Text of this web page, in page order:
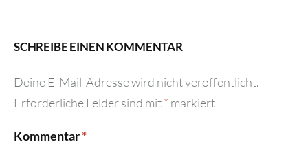
SCHREIBE EINEN KOMMENTAR
Deine E-Mail-Adresse wird nicht veröffentlicht.
Erforderliche Felder sind mit* markiert
Kommentar*